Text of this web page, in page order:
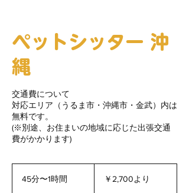
ペットシッター 沖
縄
交通費について
対応エリア（うるま市・沖縄市・金武）内は
無料です。
(※別途、お住まいの地域に応じた出張交通
費がかかります)
45分〜1時間 ￥2,700より